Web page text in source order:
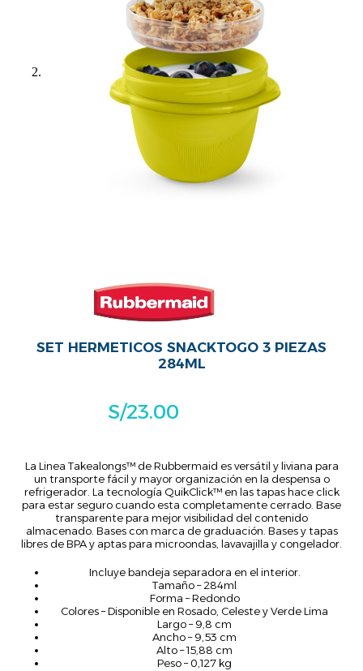
SET HERMETICOS SNACKTOGO 3 PIEZAS
284ML
S/23.00
La Linea Takealongs™ de Rubbermaid es versátil y liviana para
un transporte fácil y mayor organización en la despensa o
refrigerador. La tecnología QuikClick™ en las tapas hace click
para estar seguro cuando esta completamente cerrado. Base
transparente para mejor visibilidad del contenido
almacenado. Bases con marca de graduación. Bases y tapas
libres de BPA y aptas para microondas, lavavajilla y congelador.
Incluye bandeja separadora en el interior.
Tamaño – 284ml
Forma – Redondo
Colores – Disponible en Rosado, Celeste y Verde Lima
Largo – 9,8 cm
Ancho – 9,53 cm
Alto – 15,88 cm
Peso – 0,127 kg